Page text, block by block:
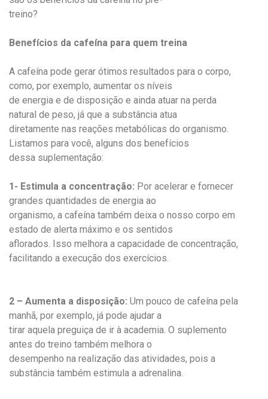
treino?
Benefícios da cafeína para quem treina
A cafeína pode gerar ótimos resultados para o corpo,
como, por exemplo, aumentar os níveis
de energia e de disposição e ainda atuar na perda
natural de peso, já que a substância atua
diretamente nas reações metabólicas do organismo.
Listamos para você, alguns dos benefícios
dessa suplementação:
1- Estimula a concentração: Por acelerar e fornecer
grandes quantidades de energia ao
organismo, a cafeína também deixa o nosso corpo em
estado de alerta máximo e os sentidos
aflorados. Isso melhora a capacidade de concentração,
facilitando a execução dos exercícios.
2 – Aumenta a disposição: Um pouco de cafeína pela
manhã, por exemplo, já pode ajudar a
tirar aquela preguiça de ir à academia. O suplemento
antes do treino também melhora o
desempenho na realização das atividades, pois a
substância também estimula a adrenalina.